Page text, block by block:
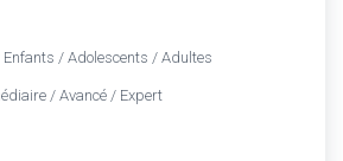
Enfants / Adolescents / Adultes
/ Avancé / Expert